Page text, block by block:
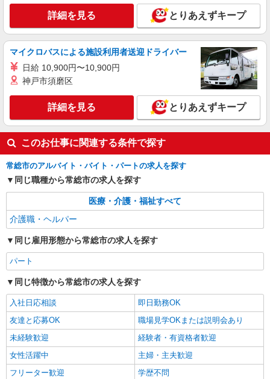
詳細を見る とりあえずキープ
マイクロバスによる施設利用者送迎ドライバー
日給 10,900円〜10,900円
神戸市須磨区
詳細を見る とりあえずキープ
このお仕事に関連する条件で探す
常総市のアルバイト・バイト・パートの求人を探す
同じ職種から常総市の求人を探す
医療・介護・福祉すべて
介護職・ヘルパー
同じ雇用形態から常総市の求人を探す
パート
同じ特徴から常総市の求人を探す
入社日応相談
即日勤務OK
友達と応募OK
職場見学OKまたは説明会あり
未経験歓迎
経験者・有資格者歓迎
女性活躍中
主婦・主夫歓迎
フリーター歓迎
学歴不問